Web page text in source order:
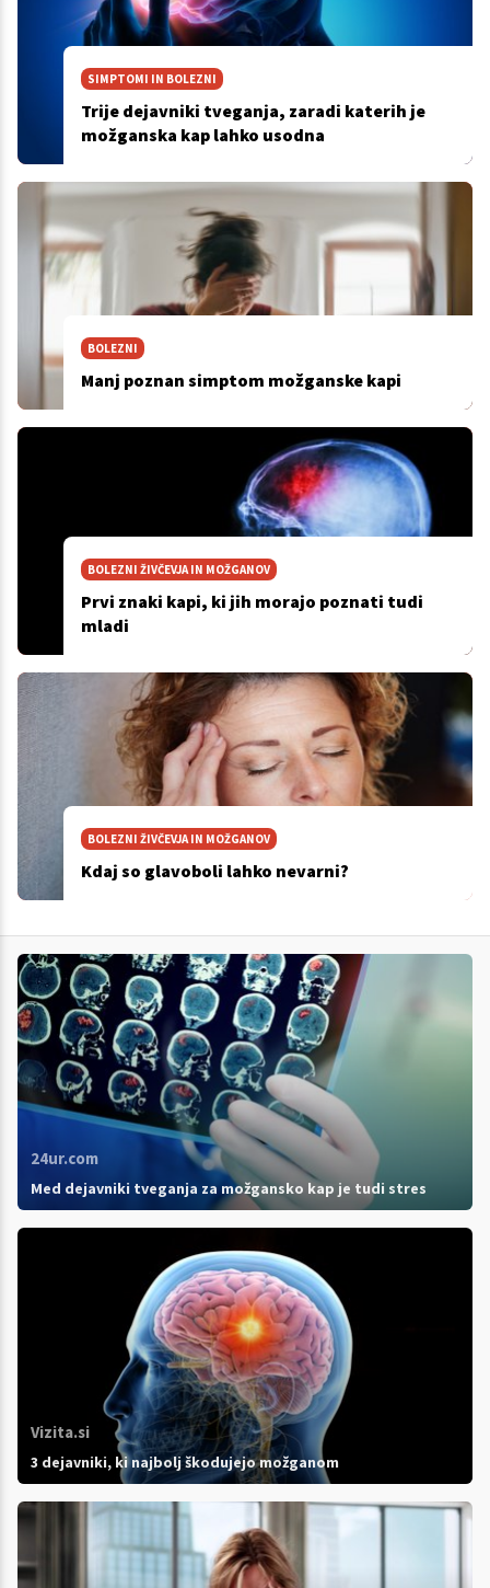
SIMPTOMI IN BOLEZNI
Trije dejavniki tveganja, zaradi katerih je
možganska kap lahko usodna
BOLEZNI
Manj poznan simptom možganske kapi
BOLEZNI ŽIVČEVJA IN MOŽGANOV
Prvi znaki kapi, ki jih morajo poznati tudi
mladi
BOLEZNI ŽIVČEVJA IN MOŽGANOV
Kdaj so glavoboli lahko nevarni?
24ur.com
Med dejavniki tveganja za možgansko kap je tudi stres
Vizita.si
3 dejavniki, ki najbolj škodujejo možganom